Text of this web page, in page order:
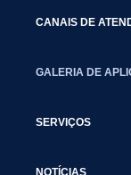
CANAIS DE
GALERIA DE
SERVIÇOS
NOTÍCIAS